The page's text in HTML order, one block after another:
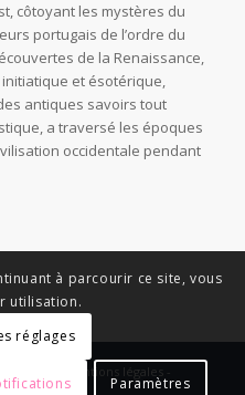
côtoyant les mystères du
portugais de l’ordre du
de la Renaissance,
et ésotérique,
antiques savoirs tout
a traversé les époques
occidentale pendant
- 2023 - Mentions légales -
à parcourir ce site, vous
utilisation.
réglages
Paramètres